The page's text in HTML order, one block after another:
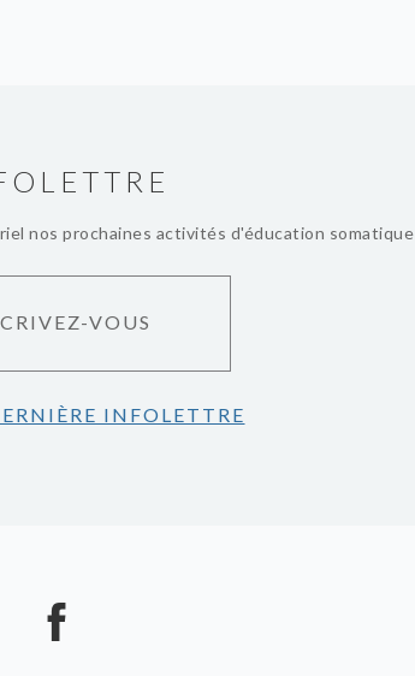
nos prochaines activités d'éducation somatique
VOUS
INFOLETTRE